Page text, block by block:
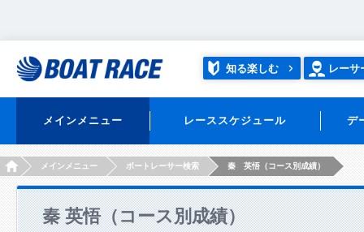
知る楽しむ レーサ
メインメニュー レーススケジュール デ
HOMEメインメニュー ボートレーサー検索 秦 英悟（コース別成績）
秦 英悟（コース別成績）